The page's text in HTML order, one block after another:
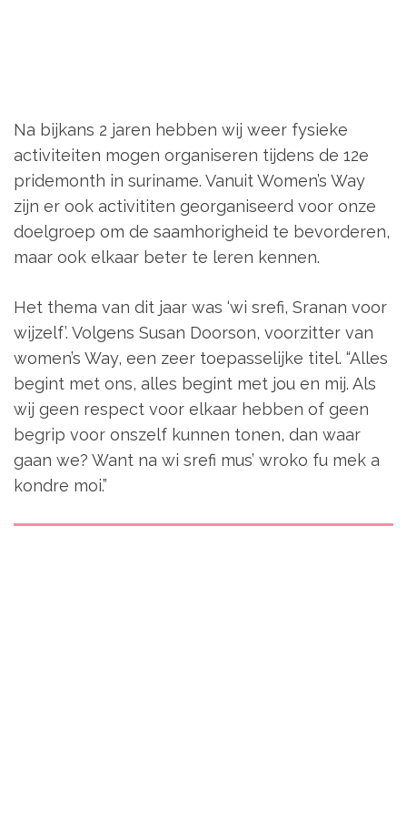
Na bijkans 2 jaren hebben wij weer fysieke
activiteiten mogen organiseren tijdens de 12e
pridemonth in suriname. Vanuit Women’s Way
zijn er ook activititen georganiseerd voor onze
doelgroep om de saamhorigheid te bevorderen,
maar ook elkaar beter te leren kennen.
Het thema van dit jaar was ‘wi srefi, Sranan voor
wijzelf’. Volgens Susan Doorson, voorzitter van
women’s Way, een zeer toepasselijke titel. “Alles
begint met ons, alles begint met jou en mij. Als
wij geen respect voor elkaar hebben of geen
begrip voor onszelf kunnen tonen, dan waar
gaan we? Want na wi srefi mus’ wroko fu mek a
kondre moi.”